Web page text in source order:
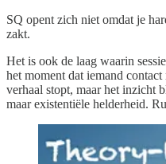
SQ opent zich niet omdat je
zakt.
Het is ook de laag waarin
het moment dat iemand contact
verhaal stopt, maar het inzicht
maar existentiële helderheid.